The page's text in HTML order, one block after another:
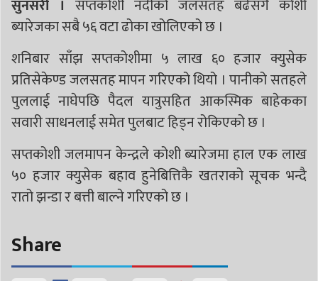
सुनसरी । सप्तकोशी नदीको जलसतह बढेसँगै कोशी
ब्यारेजका सबै ५६ वटा ढोका खोलिएको छ ।
शनिबार साँझ सप्तकोशीमा ५ लाख ६० हजार क्युसेक
प्रतिसेकेण्ड जलसतह मापन गरिएको थियो । पानीको सतहले
पुललाई नाघेपछि पैदल यात्रुसहित आकस्मिक बाहेकका
सवारी साधनलाई समेत पुलबाट हिड्न रोकिएको छ ।
सप्तकोशी जलमापन केन्द्रले कोशी ब्यारेजमा हाल एक लाख
५० हजार क्युसेक बहाव हुनेबित्तिकै खतराको सूचक भन्दै
रातो झन्डा र बत्ती बाल्ने गरिएको छ ।
Share